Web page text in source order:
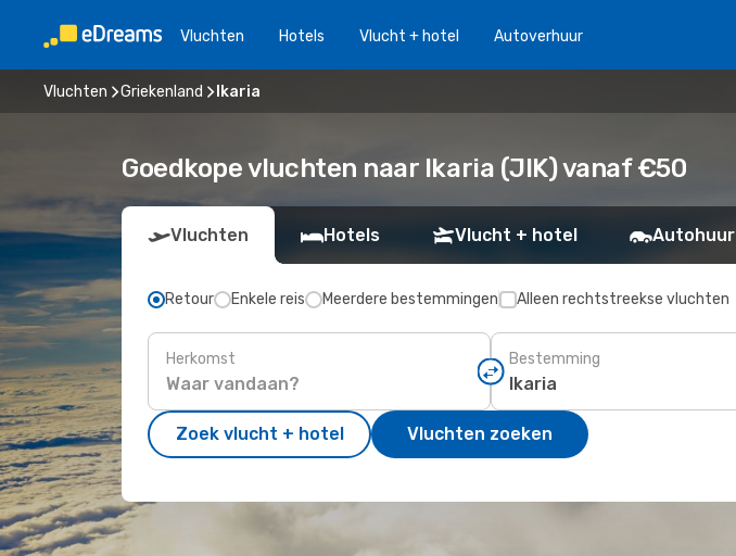
Vluchten Hotels Vlucht + hotel Autoverhuur
Vluchten Griekenland Ikaria
Goedkope vluchten naar Ikaria (JIK) vanaf €50
Vluchten Hotels Vlucht + hotel Autohuur
Retour Enkele reis Meerdere bestemmingen Alleen rechtstreekse vluchten
Herkomst Bestemming
Zoek vlucht + hotel Vluchten zoeken